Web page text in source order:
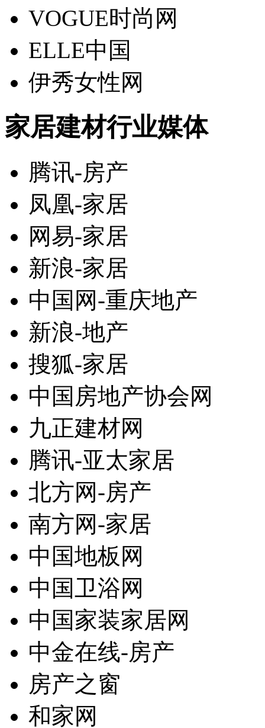
VOGUE时尚网
ELLE中国
伊秀女性网
家居建材行业媒体
腾讯-房产
凤凰-家居
网易-家居
新浪-家居
中国网-重庆地产
新浪-地产
搜狐-家居
中国房地产协会网
九正建材网
腾讯-亚太家居
北方网-房产
南方网-家居
中国地板网
中国卫浴网
中国家装家居网
中金在线-房产
房产之窗
和家网